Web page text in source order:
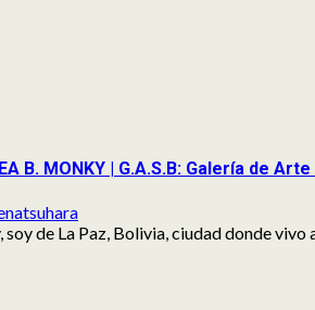
B. MONKY | G.A.S.B: Galería de
de La Paz, Bolivia, ciudad donde vivo